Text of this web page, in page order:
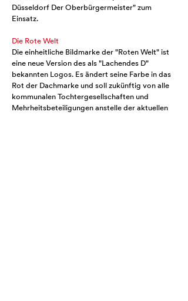
Düsseldorf Der Oberbürgermeister" zum
Einsatz.
Die Rote Welt
Die einheitliche Bildmarke der "Roten Welt" ist
eine neue Version des als "Lachendes D"
bekannten Logos. Es ändert seine Farbe in das
Rot der Dachmarke und soll zukünftig von alle
kommunalen Tochtergesellschaften und
Mehrheitsbeteiligungen anstelle der aktuellen